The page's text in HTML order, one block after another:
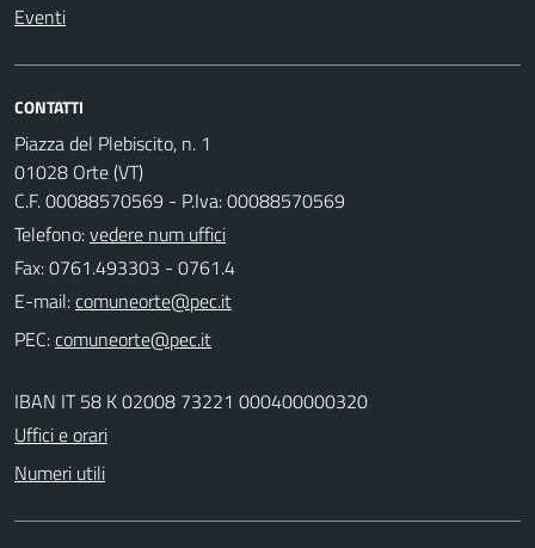
Eventi
CONTATTI
Piazza del Plebiscito, n. 1
01028 Orte (VT)
C.F. 00088570569 - P.Iva: 00088570569
Telefono:vedere num uffici
Fax: 0761.493303 - 0761.4
E-mail:
PEC:
IBAN IT 58 K 02008 73221 000400000320
Uffici e orari
Numeri utili